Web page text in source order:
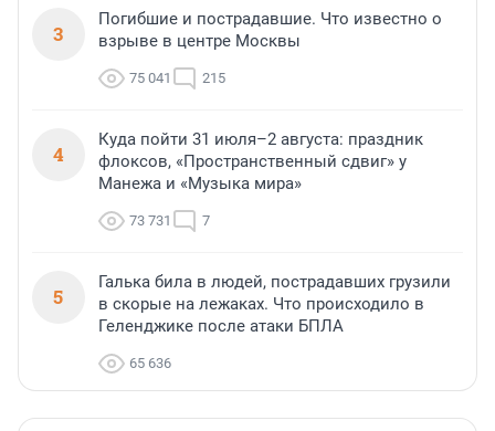
3
Погибшие и пострадавшие. Что известно о
взрыве в центре Москвы
75 041 215
4
Куда пойти 31 июля–2 августа: праздник
флоксов, «Пространственный сдвиг» у
Манежа и «Музыка мира»
73 731 7
5
Галька била в людей, пострадавших грузили
в скорые на лежаках. Что происходило в
Геленджике после атаки БПЛА
65 636